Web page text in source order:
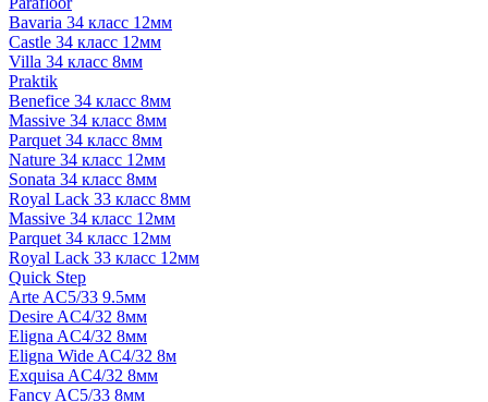
Bavaria 34 класс 12мм
Castle 34 класс 12мм
Villa 34 класс 8мм
Praktik
Benefice 34 класс 8мм
Massive 34 класс 8мм
Parquet 34 класс 8мм
Nature 34 класс 12мм
Sonata 34 класс 8мм
Royal Lack 33 класс 8мм
Massive 34 класс 12мм
Parquet 34 класс 12мм
Royal Lack 33 класс 12мм
Quick Step
Arte AC5/33 9.5мм
Desire AC4/32 8мм
Eligna AC4/32 8мм
Eligna Wide AC4/32 8м
Exquisa AC4/32 8мм
Fancy AC5/33 8мм